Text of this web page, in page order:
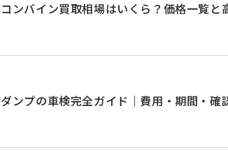
コンバイン買取相場はいくら？価格一覧
ダンプの車検完全ガイド｜費用・期間・確